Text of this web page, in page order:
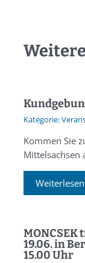
Kommen Sie
Mittelsachsen
MONCSEK
19.06. in
15.00 Uhr